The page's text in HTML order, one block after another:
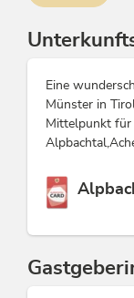
Eine
Münster in
Mittelpunkt für
Diese